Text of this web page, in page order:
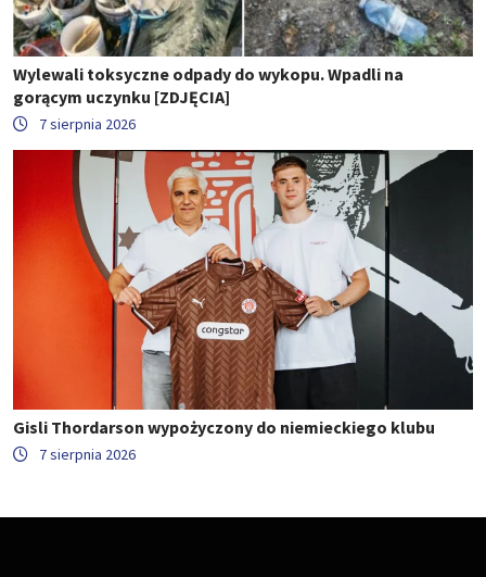
Wylewali toksyczne odpady do wykopu. Wpadli na
gorącym uczynku [ZDJĘCIA]
7 sierpnia 2026
Gisli Thordarson wypożyczony do niemieckiego klubu
7 sierpnia 2026